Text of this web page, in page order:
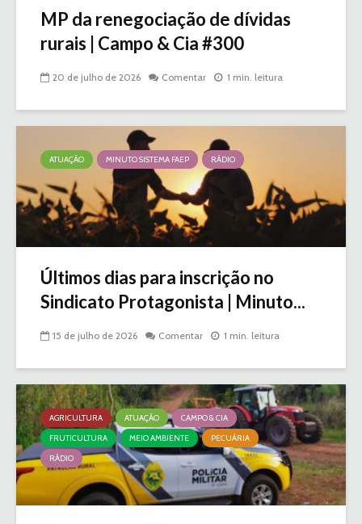
MP da renegociação de dívidas
rurais | Campo & Cia #300
20 de julho de 2026 Comentar 1 min. leitura
ATUAÇÃO MINUTO SISTEMA FAEP RÁDIO
Últimos dias para inscrição no
Sindicato Protagonista | Minuto...
15 de julho de 2026 Comentar 1 min. leitura
AGRICULTURA ATUAÇÃO
CAMPO & CIA
FRUTICULTURA
MEIO AMBIENTE
PECUÁRIA
RÁDIO